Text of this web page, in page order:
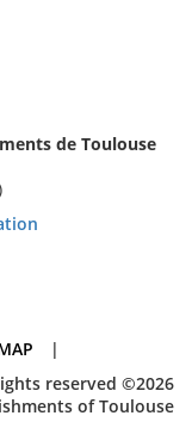
de Toulouse
|
reserved ©2026
of Toulouse